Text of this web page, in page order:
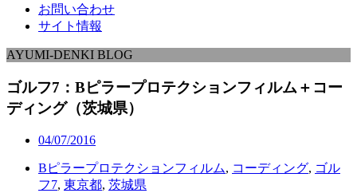
お問い合わせ
サイト情報
AYUMI-DENKI BLOG
ゴルフ7：Bピラープロテクションフィルム＋コー
ディング（茨城県）
04/07/2016
Bピラープロテクションフィルム, コーディング, ゴル
フ7, 東京都, 茨城県